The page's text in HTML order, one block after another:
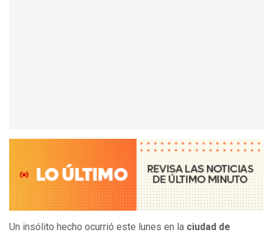
Un insólito hecho ocurrió este lunes en la ciudad de